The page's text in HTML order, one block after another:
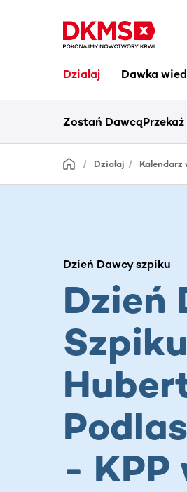
Działaj Dawka
Zostań Dawcą
Działaj Kalendarz
Dzień Dawcy szpiku
Dzień
- KPP